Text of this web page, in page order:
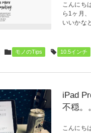
こんにち
ら1ヶ月
いいかな
モノのTips 10.5インチ
iPad
不穏。
こんにち